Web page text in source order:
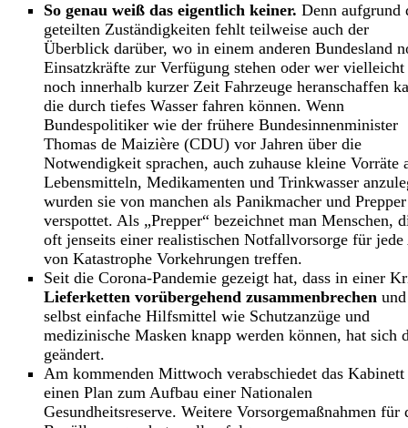
So genau weiß das eigentlich keiner. Denn aufgrund
geteilten Zuständigkeiten fehlt teilweise auch der
Überblick darüber, wo in einem anderen Bundesland
Einsatzkräfte zur Verfügung stehen oder wer vielleicht
noch innerhalb kurzer Zeit Fahrzeuge heranschaffen
die durch tiefes Wasser fahren können. Wenn
Bundespolitiker wie der frühere Bundesinnenminister
Thomas de Maizière (CDU) vor Jahren über die
Notwendigkeit sprachen, auch zuhause kleine Vorräte
Lebensmitteln, Medikamenten und Trinkwasser
wurden sie von manchen als Panikmacher und Prepper
verspottet. Als „Prepper“ bezeichnet man Menschen,
oft jenseits einer realistischen Notfallvorsorge für
von Katastrophe Vorkehrungen treffen.
Seit die Corona-Pandemie gezeigt hat, dass in einer
Lieferketten vorübergehend zusammenbrechen und
selbst einfache Hilfsmittel wie Schutzanzüge und
medizinische Masken knapp werden können, hat sich
geändert.
Am kommenden Mittwoch verabschiedet das Kabinett
einen Plan zum Aufbau einer Nationalen
Gesundheitsreserve. Weitere Vorsorgemaßnahmen für